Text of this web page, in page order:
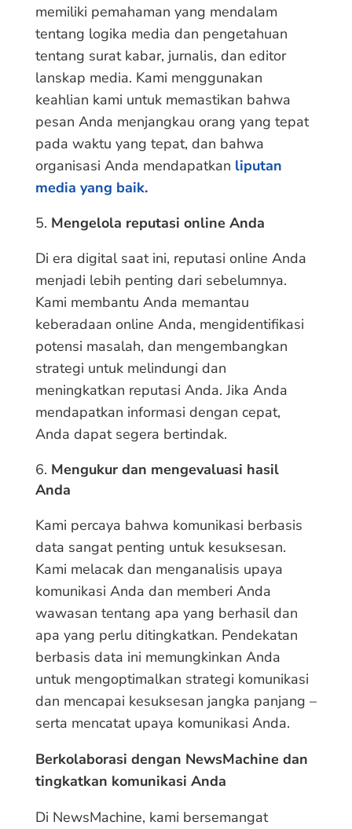
memiliki pemahaman yang mendalam
tentang logika media dan pengetahuan
tentang surat kabar, jurnalis, dan editor
lanskap media. Kami menggunakan
keahlian kami untuk memastikan bahwa
pesan Anda menjangkau orang yang tepat
pada waktu yang tepat, dan bahwa
organisasi Anda mendapatkan liputan
media yang baik.
Mengelola reputasi online Anda
Di era digital saat ini, reputasi online Anda
menjadi lebih penting dari sebelumnya.
Kami membantu Anda memantau
keberadaan online Anda, mengidentifikasi
potensi masalah, dan mengembangkan
strategi untuk melindungi dan
meningkatkan reputasi Anda. Jika Anda
mendapatkan informasi dengan cepat,
Anda dapat segera bertindak.
Mengukur dan mengevaluasi hasil
Anda
Kami percaya bahwa komunikasi berbasis
data sangat penting untuk kesuksesan.
Kami melacak dan menganalisis upaya
komunikasi Anda dan memberi Anda
wawasan tentang apa yang berhasil dan
apa yang perlu ditingkatkan. Pendekatan
berbasis data ini memungkinkan Anda
untuk mengoptimalkan strategi komunikasi
dan mencapai kesuksesan jangka panjang –
serta mencatat upaya komunikasi Anda.
Berkolaborasi dengan NewsMachine dan
tingkatkan komunikasi Anda
Di NewsMachine, kami bersemangat